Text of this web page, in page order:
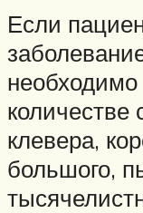
Если
количестве
клевера,
большого,